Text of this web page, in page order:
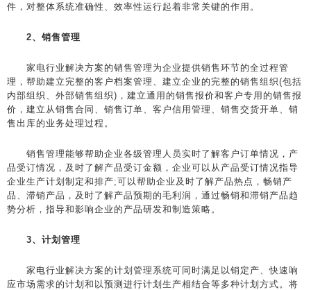
件，对整体系统准确性、效率性运行起着非常关键的作用。
2、销售管理
家电行业解决方案的销售管理为企业提供销售环节的全过程管
理，帮助建立完整的客户档案管理、建立企业的完整的销售组织(包括
内部组织、外部销售组织)，建立通用的销售报价和客户专用的销售报
价，建立从销售合同、销售订单、客户信用管理、销售交货开单、销
售出库的业务处理过程。
销售管理能够帮助企业各级管理人员实时了解客户订单情况，产
品受订情况，及时了解产品受订金额，企业可以从产品受订情况指导
企业生产计划制定和排产;可以帮助企业及时了解产品热点，畅销产
品、滞销产品，及时了解产品预期的毛利润，通过畅销和滞销产品趋
势分析，指导和影响企业的产品研发和制造策略。
3、计划管理
家电行业解决方案的计划管理系统可同时满足以销定产、快速响
应市场需求的计划和以预测进行计划生产相结合等多种计划方式。将